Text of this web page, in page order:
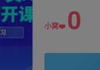
小窝❤️ 0